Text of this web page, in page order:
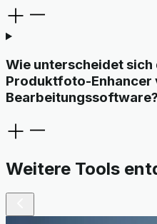
Wie unterscheidet sich
Produktfoto-Enhancer
Bearbeitungssoftware?
Weitere Tools